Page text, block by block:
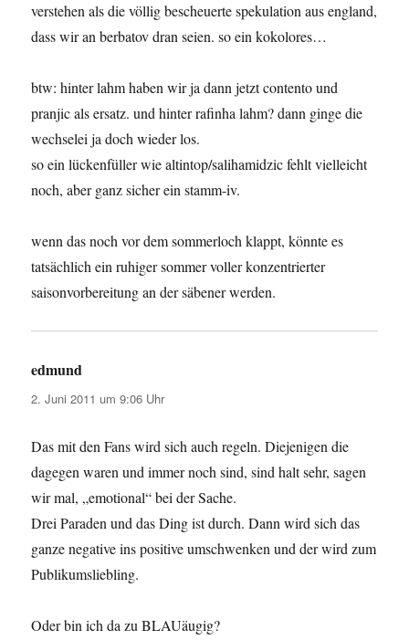
verstehen als die völlig bescheuerte spekulation aus england,
dass wir an berbatov dran seien. so ein kokolores…
btw: hinter lahm haben wir ja dann jetzt contento und
pranjic als ersatz. und hinter rafinha lahm? dann ginge die
wechselei ja doch wieder los.
so ein lückenfüller wie altintop/salihamidzic fehlt vielleicht
noch, aber ganz sicher ein stamm-iv.
wenn das noch vor dem sommerloch klappt, könnte es
tatsächlich ein ruhiger sommer voller konzentrierter
saisonvorbereitung an der säbener werden.
edmund
2. Juni 2011 um 9:06 Uhr
Das mit den Fans wird sich auch regeln. Diejenigen die
dagegen waren und immer noch sind, sind halt sehr, sagen
wir mal, „emotional“ bei der Sache.
Drei Paraden und das Ding ist durch. Dann wird sich das
ganze negative ins positive umschwenken und der wird zum
Publikumsliebling.
Oder bin ich da zu BLAUäugig?